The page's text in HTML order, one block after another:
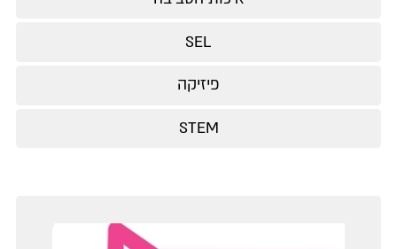
SEL
פיזיקה
STEM